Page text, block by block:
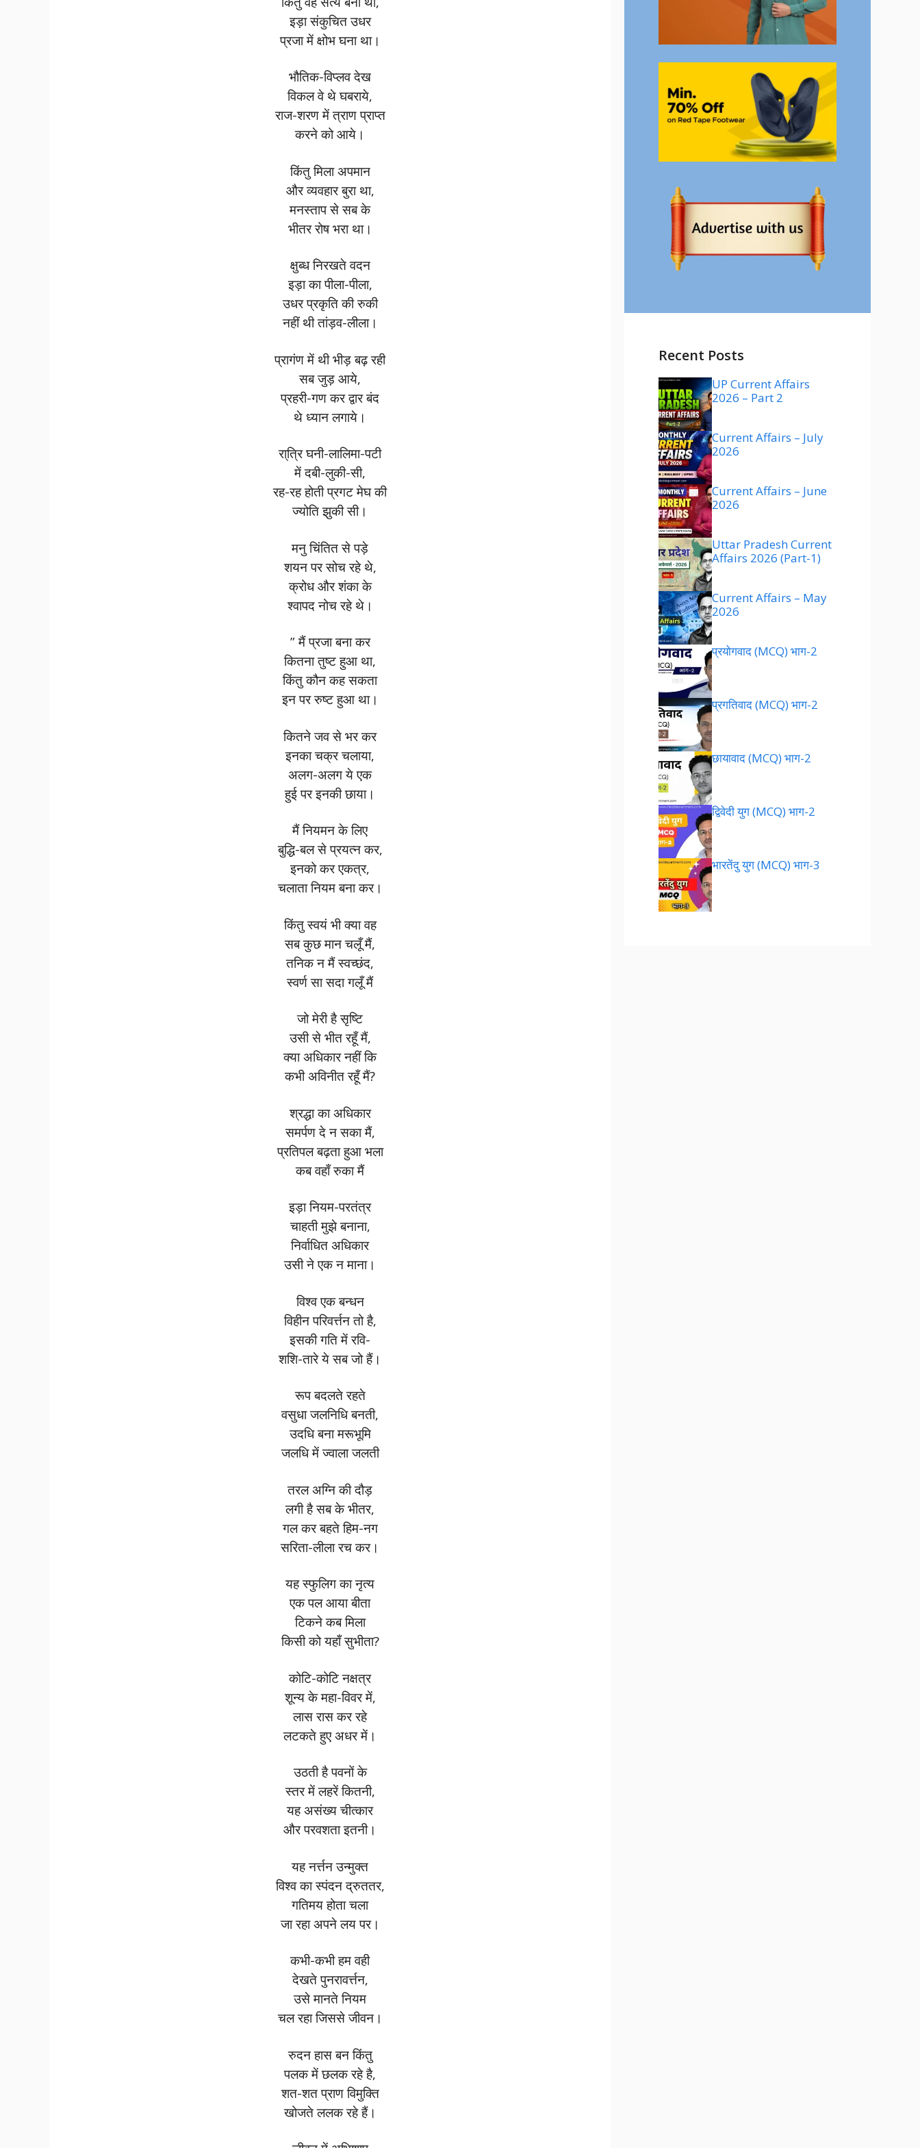
इड़ा संकुचित उधर
प्रजा में क्षोभ घना था।
भौतिक-विप्लव देख
विकल वे थे घबराये,
राज-शरण में त्राण प्राप्त
करने को आये।
किंतु मिला अपमान
और व्यवहार बुरा था,
मनस्ताप से सब के
भीतर रोष भरा था।
क्षुब्ध निरखते वदन
इड़ा का पीला-पीला,
उधर प्रकृति की रुकी
नहीं थी तांड़व-लीला।
प्रागंण में थी भीड़ बढ़ रही
सब जुड़ आये,
प्रहरी-गण कर द्वार बंद
थे ध्यान लगाये।
रा्त्रि घनी-लालिमा-पटी
में दबी-लुकी-सी,
रह-रह होती प्रगट मेघ की
ज्योति झुकी सी।
मनु चिंतित से पड़े
शयन पर सोच रहे थे,
क्रोध और शंका के
श्वापद नोच रहे थे।
” मैं प्रजा बना कर
कितना तुष्ट हुआ था,
किंतु कौन कह सकता
इन पर रुष्ट हुआ था।
कितने जव से भर कर
इनका चक्र चलाया,
अलग-अलग ये एक
हुई पर इनकी छाया।
मैं नियमन के लिए
बुद्धि-बल से प्रयत्न कर,
इनको कर एकत्र,
चलाता नियम बना कर।
किंतु स्वयं भी क्या वह
सब कुछ मान चलूँ मैं,
तनिक न मैं स्वच्छंद,
स्वर्ण सा सदा गलूँ मैं
जो मेरी है सृष्टि
उसी से भीत रहूँ मैं,
क्या अधिकार नहीं कि
कभी अविनीत रहूँ मैं?
श्रद्धा का अधिकार
समर्पण दे न सका मैं,
प्रतिपल बढ़ता हुआ भला
कब वहाँ रुका मैं
इड़ा नियम-परतंत्र
चाहती मुझे बनाना,
निर्वाधित अधिकार
उसी ने एक न माना।
विश्व एक बन्धन
विहीन परिवर्त्तन तो है,
इसकी गति में रवि-
शशि-तारे ये सब जो हैं।
रूप बदलते रहते
वसुधा जलनिधि बनती,
उदधि बना मरूभूमि
जलधि में ज्वाला जलती
तरल अग्नि की दौड़
लगी है सब के भीतर,
गल कर बहते हिम-नग
सरिता-लीला रच कर।
यह स्फुलिग का नृत्य
एक पल आया बीता
टिकने कब मिला
किसी को यहाँ सुभीता?
कोटि-कोटि नक्षत्र
शून्य के महा-विवर में,
लास रास कर रहे
लटकते हुए अधर में।
उठती है पवनों के
स्तर में लहरें कितनी,
यह असंख्य चीत्कार
और परवशता इतनी।
यह नर्त्तन उन्मुक्त
विश्व का स्पंदन द्रुततर,
गतिमय होता चला
जा रहा अपने लय पर।
कभी-कभी हम वही
देखते पुनरावर्त्तन,
उसे मानते नियम
चल रहा जिससे जीवन।
रुदन हास बन किंतु
पलक में छलक रहे है,
शत-शत प्राण विमुक्ति
खोजते ललक रहे हैं।
Recent Posts
UP Current Affairs
2026 – Part 2
Current Affairs – July
2026
Current Affairs – June
2026
Uttar Pradesh Current
Affairs 2026 (Part-1)
Current Affairs – May
2026
प्रयोगवाद (MCQ) भाग-2
प्रगतिवाद (MCQ) भाग-2
छायावाद (MCQ) भाग-2
द्विवेदी युग (MCQ) भाग-2
भारतेंदु युग (MCQ) भाग-3